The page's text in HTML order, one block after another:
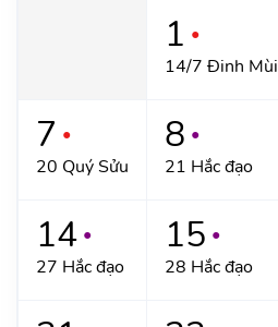
1 ●
14/7 Đinh Mùi
7 ●
20 Quý Sửu
8 ●
21 Hắc đạo
14 ●
27 Hắc đạo
15 ●
28 Hắc đạo